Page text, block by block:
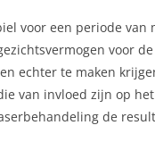
voor een periode van
voor
echter te maken
van invloed zijn op
de